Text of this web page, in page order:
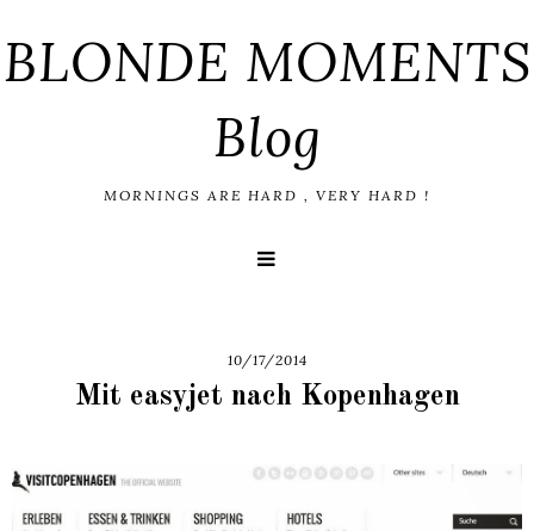
BLONDE MOMENTS
Blog
MORNINGS ARE HARD , VERY HARD !
10/17/2014
Mit easyjet nach Kopenhagen